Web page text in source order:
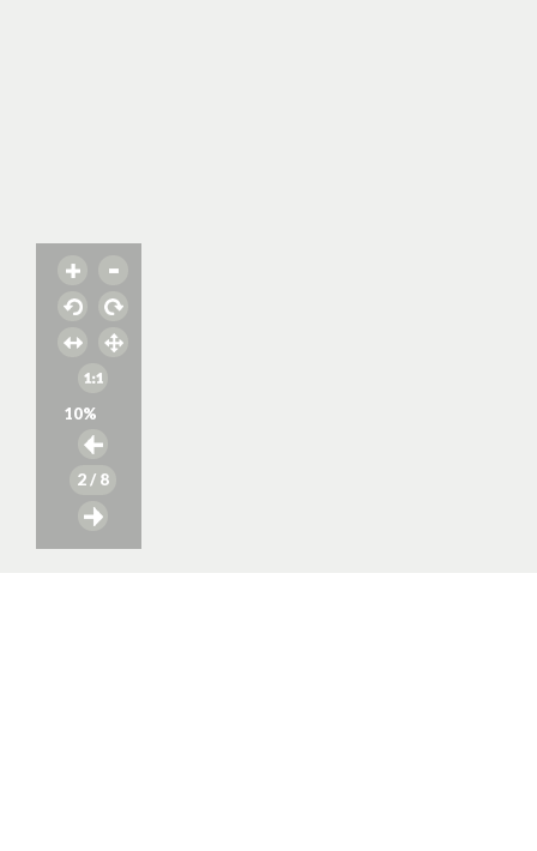
10%
2/ 8